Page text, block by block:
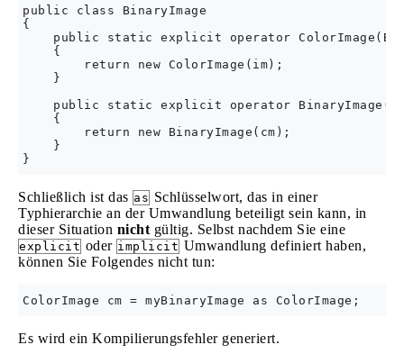
public class BinaryImage
{
public static explicit operator
    {
        return new ColorImage(im);
    }
public static explicit operator
    {
        return new BinaryImage(cm);
    }
Schließlich ist das as Schlüsselwort, das in einer
Typhierarchie an der Umwandlung beteiligt sein kann, in
dieser Situation nicht gültig. Selbst nachdem Sie eine
explicit oder implicit Umwandlung definiert haben,
können Sie Folgendes nicht tun:
Es wird ein Kompilierungsfehler generiert.